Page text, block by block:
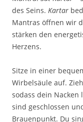
des Seins. Kartar
Mantras öffnen wir
stärken den
Herzens.
Sitze in einer
Wirbelsäule auf.
sodass dein
sind geschlossen
Brauenpunkt. Du